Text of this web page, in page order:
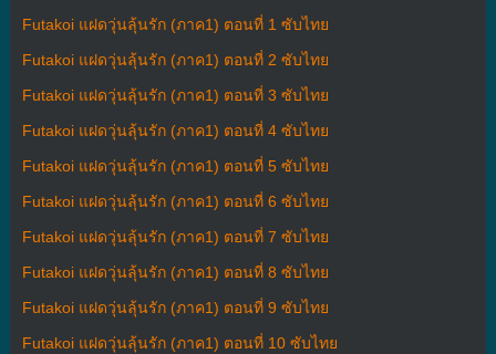
Futakoi แฝดวุ่นลุ้นรัก (ภาค1) ตอนที่ 1 ซับไทย
Futakoi แฝดวุ่นลุ้นรัก (ภาค1) ตอนที่ 2 ซับไทย
Futakoi แฝดวุ่นลุ้นรัก (ภาค1) ตอนที่ 3 ซับไทย
Futakoi แฝดวุ่นลุ้นรัก (ภาค1) ตอนที่ 4 ซับไทย
Futakoi แฝดวุ่นลุ้นรัก (ภาค1) ตอนที่ 5 ซับไทย
Futakoi แฝดวุ่นลุ้นรัก (ภาค1) ตอนที่ 6 ซับไทย
Futakoi แฝดวุ่นลุ้นรัก (ภาค1) ตอนที่ 7 ซับไทย
Futakoi แฝดวุ่นลุ้นรัก (ภาค1) ตอนที่ 8 ซับไทย
Futakoi แฝดวุ่นลุ้นรัก (ภาค1) ตอนที่ 9 ซับไทย
Futakoi แฝดวุ่นลุ้นรัก (ภาค1) ตอนที่ 10 ซับไทย